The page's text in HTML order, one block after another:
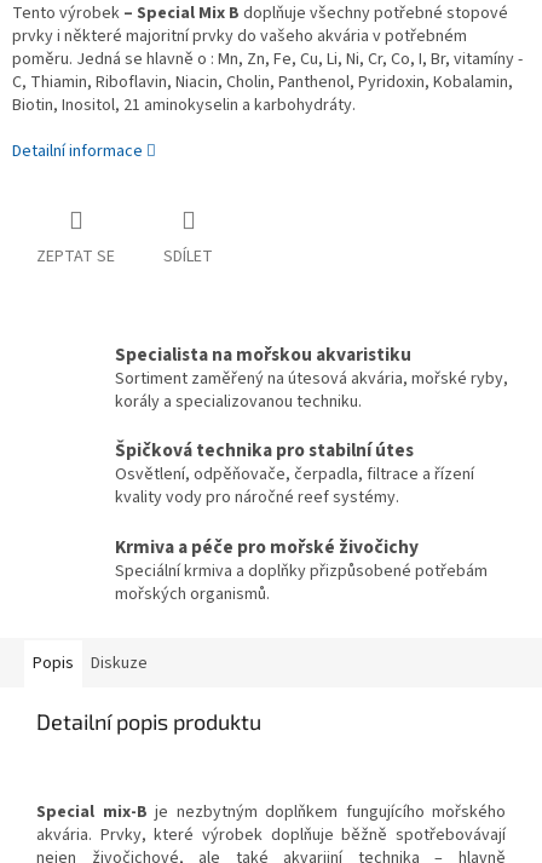
Tento výrobek – Special Mix B doplňuje všechny potřebné stopové
prvky i některé majoritní prvky do vašeho akvária v potřebném
poměru. Jedná se hlavně o : Mn, Zn, Fe, Cu, Li, Ni, Cr, Co, I, Br, vitamíny -
C, Thiamin, Riboflavin, Niacin, Cholin, Panthenol, Pyridoxin, Kobalamin,
Biotin, Inositol, 21 aminokyselin a karbohydráty.
Detailní informace
ZEPTAT SE SDÍLET
Specialista na mořskou akvaristiku
Sortiment zaměřený na útesová akvária, mořské ryby,
korály a specializovanou techniku.
Špičková technika pro stabilní útes
Osvětlení, odpěňovače, čerpadla, filtrace a řízení
kvality vody pro náročné reef systémy.
Krmiva a péče pro mořské živočichy
Speciální krmiva a doplňky přizpůsobené potřebám
mořských organismů.
Popis Diskuze
Detailní popis produktu
Special mix-B je nezbytným doplňkem fungujícího mořského
akvária. Prvky, které výrobek doplňuje běžně spotřebovávají